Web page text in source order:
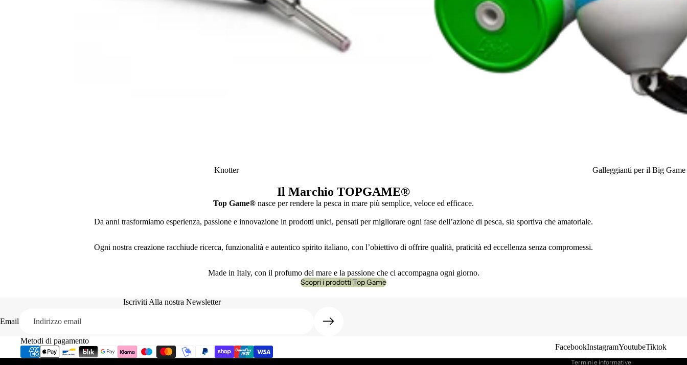
Knotter Galleggianti per il Big Game
Il Marchio TOPGAME®
Top Game® nasce per rendere la pesca in mare più semplice, veloce ed efficace.
Da anni trasformiamo esperienza, passione e innovazione in prodotti unici, pensati per migliorare ogni fase dell’azione di pesca, sia sportiva che amatoriale.
Ogni nostra creazione racchiude ricerca, funzionalità e autentico spirito italiano, con l’obiettivo di offrire qualità, praticità ed eccellenza senza compromessi.
Made in Italy, con il profumo del mare e la passione che ci accompagna ogni giorno.
Scopri i prodotti Top Game
Iscriviti Alla nostra Newsletter
Email
Metodi di pagamento
FacebookInstagramYoutubeTiktok
Termini e informative
Informativa sulle spedizioni